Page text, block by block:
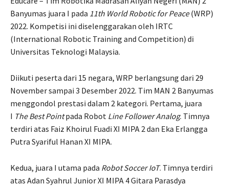
Banyumas juara I pada 11th World Robotic for Peace(WRP)
2022. Kompetisi ini diselenggarakan oleh IRTC
(International Robotic Training and Competition) di
Universitas Teknologi Malaysia.
Diikuti peserta dari 15 negara, WRP berlangsung dari 29
November sampai 3 Desember 2022. Tim MAN 2 Banyumas
menggondol prestasi dalam 2 kategori. Pertama, juara
I The Best Pointpada Robot Line Follower Analog. Timnya
terdiri atas Faiz Khoirul Fuadi XI MIPA 2 dan Eka Erlangga
Putra Syariful Hanan XI MIPA.
Kedua, juara I utama pada Robot Soccer IoT. Timnya terdiri
atas Adan Syahrul Junior XI MIPA 4 Gitara Parasdya